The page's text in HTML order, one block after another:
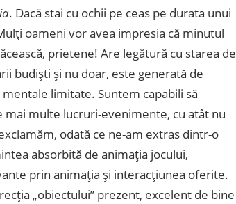
. Dacă stai cu ochii pe ceas pe durata unui
oameni vor avea impresia că minutul
prietene! Are legătură cu starea de
budişti şi nu doar, este generată de
limitate. Suntem capabili să
multe lucruri-evenimente, cu atât nu
odată ce ne-am extras dintr-o
absorbită de animaţia jocului,
prin animaţia şi interacţiunea oferite.
„obiectului” prezent, excelent de bine